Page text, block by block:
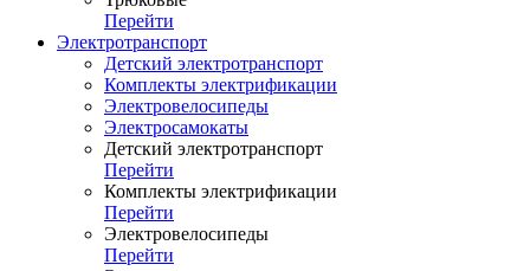
Перейти
Электротранспорт
Детский электротранспорт
Комплекты электрификации
Электровелосипеды
Электросамокаты
Детский электротранспорт
Перейти
Комплекты электрификации
Перейти
Электровелосипеды
Перейти